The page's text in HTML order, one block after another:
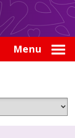
Menu